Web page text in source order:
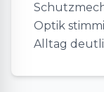
Optik
Alltag